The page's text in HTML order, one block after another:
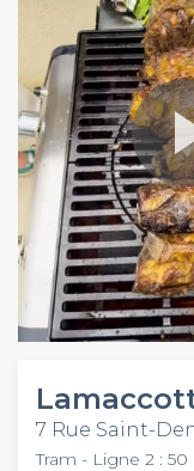
7 Rue Saint-
Tram - Ligne 2 :